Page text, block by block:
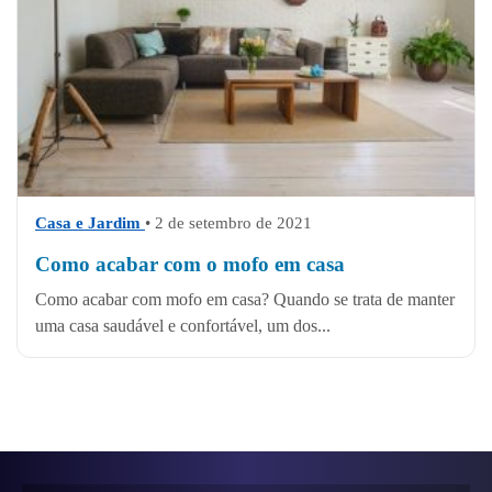
Casa e Jardim • 2 de setembro de 2021
Como acabar com o mofo em casa
Como acabar com mofo em casa? Quando se trata de manter
uma casa saudável e confortável, um dos...